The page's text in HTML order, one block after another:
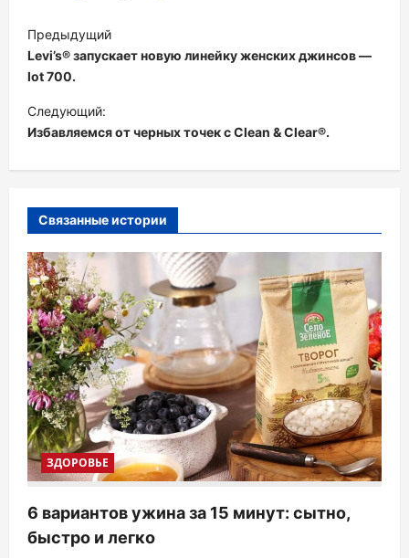
а
в
и
г
а
я
п
о
з
а
п
и
с
я
м
Предыдущий
Levi’s® запускает новую линейку женских джинсов —
lot 700.
Следующий:
Избавляемся от черных точек с Clean & Clear®.
Связанные истории
ЗДОРОВЬЕ
6 вариантов ужина за 15 минут: сытно,
быстро и легко